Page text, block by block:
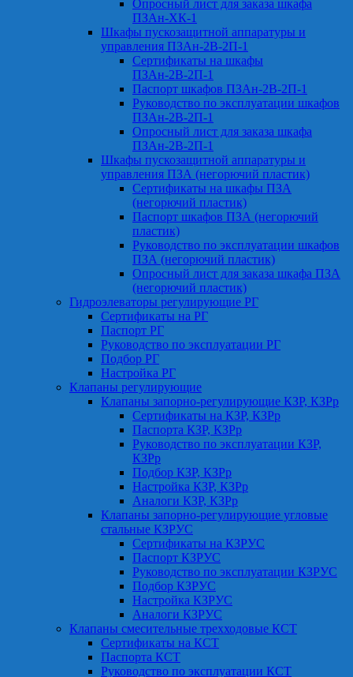
Опросный лист для заказа шкафа
ПЗАн-ХК-1
Шкафы пускозащитной аппаратуры и
управления ПЗАн-2В-2П-1
Сертификаты на шкафы
ПЗАн-2В-2П-1
Паспорт шкафов ПЗАн-2В-2П-1
Руководство по эксплуатации шкафов
ПЗАн-2В-2П-1
Опросный лист для заказа шкафа
ПЗАн-2В-2П-1
Шкафы пускозащитной аппаратуры и
управления ПЗА (негорючий пластик)
Сертификаты на шкафы ПЗА
(негорючий пластик)
Паспорт шкафов ПЗА (негорючий
пластик)
Руководство по эксплуатации шкафов
ПЗА (негорючий пластик)
Опросный лист для заказа шкафа ПЗА
(негорючий пластик)
Гидроэлеваторы регулирующие РГ
Сертификаты на РГ
Паспорт РГ
Руководство по эксплуатации РГ
Подбор РГ
Настройка РГ
Клапаны регулирующие
Клапаны запорно-регулирующие КЗР, КЗРр
Сертификаты на КЗР, КЗРр
Паспорта КЗР, КЗРр
Руководство по эксплуатации КЗР,
КЗРр
Подбор КЗР, КЗРр
Настройка КЗР, КЗРр
Аналоги КЗР, КЗРр
Клапаны запорно-регулирующие угловые
стальные КЗРУС
Сертификаты на КЗРУС
Паспорт КЗРУС
Руководство по эксплуатации КЗРУС
Подбор КЗРУС
Настройка КЗРУС
Аналоги КЗРУС
Клапаны смесительные трехходовые КСТ
Сертификаты на КСТ
Паспорта КСТ
Руководство по эксплуатации КСТ